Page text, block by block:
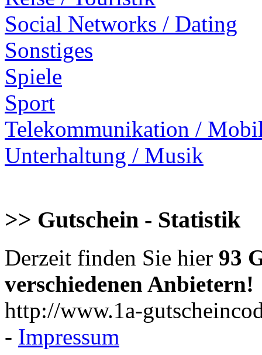
Social Networks / Dating
Sonstiges
Spiele
Sport
Telekommunikation /
Unterhaltung / Musik
>> Gutschein - Statistik
Derzeit finden Sie hier 93
verschiedenen Anbietern!
http://www.1a-
- Impressum